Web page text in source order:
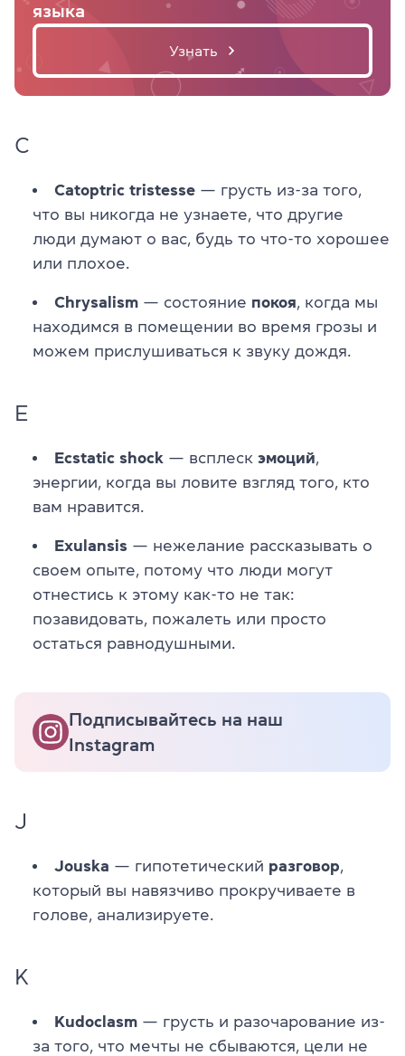
языка
Узнать
С
Catoptric tristesse — грусть из-за того,
что вы никогда не узнаете, что другие
люди думают о вас, будь то что-то хорошее
или плохое.
Chrysalism — состояние покоя , когда мы
находимся в помещении во время грозы и
можем прислушиваться к звуку дождя.
E
Ecstatic shock — всплеск эмоций
энергии, когда вы ловите взгляд того, кто
вам нравится.
Exulansis — нежелание рассказывать о
своем опыте, потому что люди могут
отнестись к этому как-то не так:
позавидовать, пожалеть или просто
остаться равнодушными.
Подписывайтесь на наш
Instagram
J
Jouska — гипотетический разговор
который вы навязчиво прокручиваете в
голове, анализируете.
K
Kudoclasm — грусть и разочарование из-
за того, что мечты не сбываются, цели не